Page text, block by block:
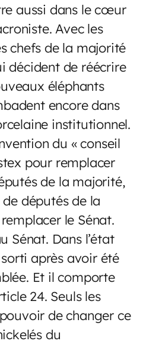
aussi dans le cœur
Avec les
chefs de la majorité
décident de réécrire
éléphants
encore dans
institutionnel.
du « conseil
pour remplacer
de la majorité,
députés de la
le Sénat.
Sénat. Dans l’état
après avoir été
Et il comporte
24. Seuls les
de changer ce
du